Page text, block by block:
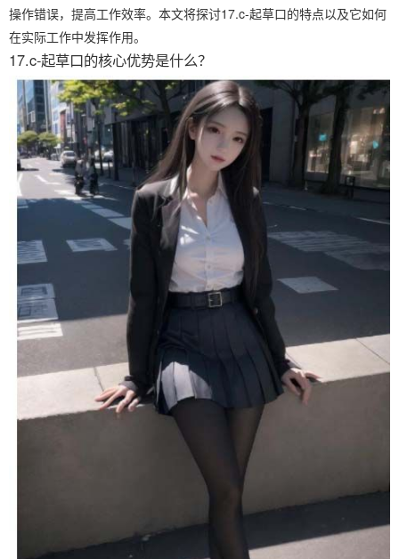
操作错误，提高工作效率。本文将探讨17.c-起草口的特点以及它如何
在实际工作中发挥作用。
17.c-起草口的核心优势是什么？